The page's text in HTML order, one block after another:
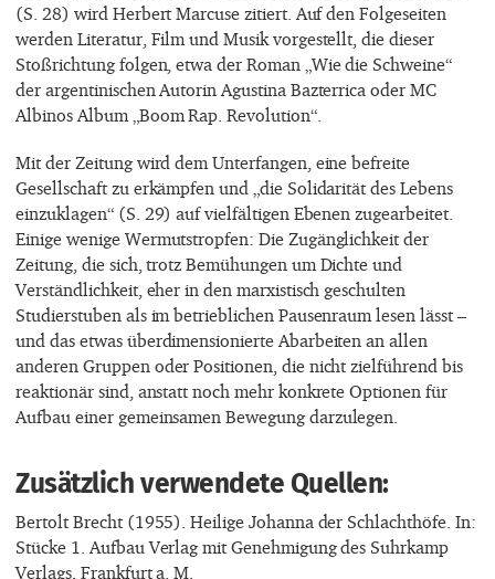
(S. 28) wird Herbert Marcuse zitiert. Auf den Folgeseiten
werden Literatur, Film und Musik vorgestellt, die dieser
Stoßrichtung folgen, etwa der Roman „Wie die Schweine“
der argentinischen Autorin Agustina Bazterrica oder MC
Albinos Album „Boom Rap. Revolution“.
Mit der Zeitung wird dem Unterfangen, eine befreite
Gesellschaft zu erkämpfen und „die Solidarität des Lebens
einzuklagen“ (S. 29) auf vielfältigen Ebenen zugearbeitet.
Einige wenige Wermutstropfen: Die Zugänglichkeit der
Zeitung, die sich, trotz Bemühungen um Dichte und
Verständlichkeit, eher in den marxistisch geschulten
Studierstuben als im betrieblichen Pausenraum lesen lässt –
und das etwas überdimensionierte Abarbeiten an allen
anderen Gruppen oder Positionen, die nicht zielführend bis
reaktionär sind, anstatt noch mehr konkrete Optionen für
Aufbau einer gemeinsamen Bewegung darzulegen.
Zusätzlich verwendete Quellen:
Bertolt Brecht (1955). Heilige Johanna der Schlachthöfe. In:
Stücke 1. Aufbau Verlag mit Genehmigung des Suhrkamp
Verlags, Frankfurt a. M.